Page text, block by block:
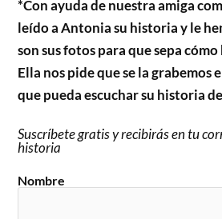
*Con ayuda de nuestra amiga
leído a Antonia su historia y le
son sus fotos para que sepa
Ella nos pide que se la grabemos
que pueda escuchar su historia
Suscríbete gratis y recibirás en tu
historia
Nombre